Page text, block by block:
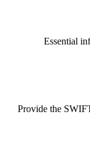
Essential
Provide the